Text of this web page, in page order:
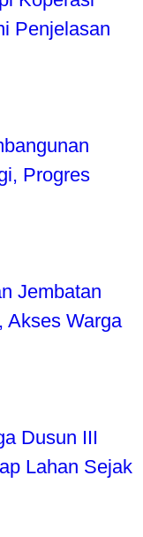
Penjelasan
Progres
Jembatan
Akses Warga
Dusun III
Lahan Sejak